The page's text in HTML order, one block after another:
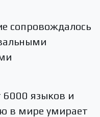
сопровождалось
6000 языков и
в мире умирает